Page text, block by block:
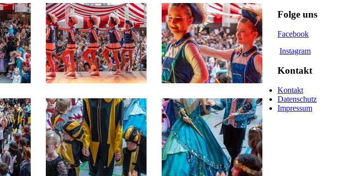
Folge uns
Facebook
Instagram
Kontakt
Kontakt
Datenschutz
Impressum